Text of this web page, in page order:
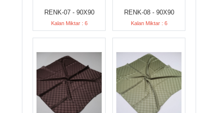
RENK-07 - 90X90
Kalan Miktar : 6
RENK-08 - 90X90
Kalan Miktar : 6